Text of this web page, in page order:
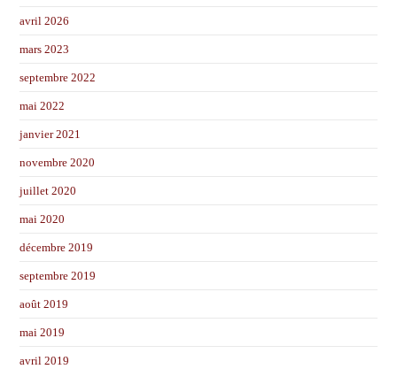
avril 2026
mars 2023
septembre 2022
mai 2022
janvier 2021
novembre 2020
juillet 2020
mai 2020
décembre 2019
septembre 2019
août 2019
mai 2019
avril 2019